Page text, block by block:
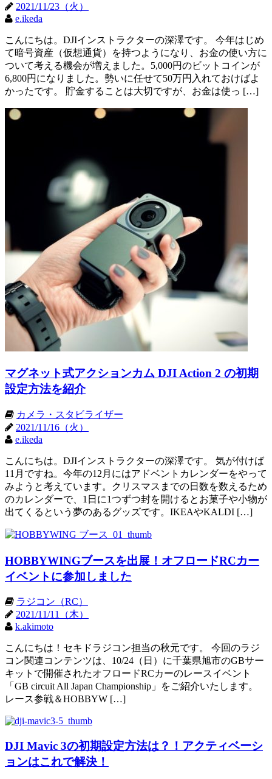
2021/11/23（火）
e.ikeda
こんにちは。DJIインストラクターの深澤です。 今年はじめ
て暗号資産（仮想通貨）を持つようになり、お金の使い方に
ついて考える機会が増えました。5,000円のビットコインが
6,800円になりました。勢いに任せて50万円入れておけばよ
かったです。 貯金することは大切ですが、お金は使っ […]
マグネット式アクションカム DJI Action 2 の初期
設定方法を紹介
カメラ・スタビライザー
2021/11/16（火）
e.ikeda
こんにちは。DJIインストラクターの深澤です。 気が付けば
11月ですね。今年の12月にはアドベントカレンダーをやって
みようと考えています。クリスマスまでの日数を数えるため
のカレンダーで、1日に1つずつ封を開けるとお菓子や小物が
出てくるという夢のあるグッズです。IKEAやKALDI […]
HOBBYWINGブースを出展！オフロードRCカー
イベントに参加しました
ラジコン（RC）
2021/11/11（木）
k.akimoto
こんにちは！セキドラジコン担当の秋元です。 今回のラジ
コン関連コンテンツは、10/24（日）に千葉県旭市のGBサー
キットで開催されたオフロードRCカーのレースイベント
「GB circuit All Japan Championship」をご紹介いたします。
レース参戦＆HOBBYW […]
DJI Mavic 3の初期設定方法は？！アクティベーシ
ョンはこれで解決！